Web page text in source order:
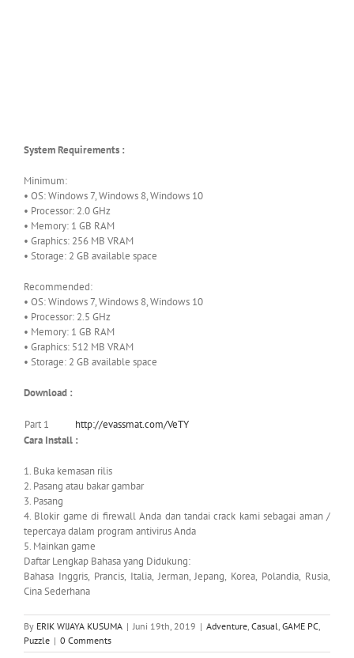
System Requirements :
Minimum:
• OS: Windows 7, Windows 8, Windows 10
• Processor: 2.0 GHz
• Memory: 1 GB RAM
• Graphics: 256 MB VRAM
• Storage: 2 GB available space
Recommended:
• OS: Windows 7, Windows 8, Windows 10
• Processor: 2.5 GHz
• Memory: 1 GB RAM
• Graphics: 512 MB VRAM
• Storage: 2 GB available space
Download :
Part 1
http://evassmat.com/VeTY
Cara Install :
1. Buka kemasan rilis
2. Pasang atau bakar gambar
3. Pasang
4. Blokir game di firewall Anda dan tandai crack kami sebagai aman /
tepercaya dalam program antivirus Anda
5. Mainkan game
Daftar Lengkap Bahasa yang Didukung:
Bahasa Inggris, Prancis, Italia, Jerman, Jepang, Korea, Polandia, Rusia,
Cina Sederhana
By ERIK WIJAYA KUSUMA | Juni 19th, 2019 | Adventure, Casual, GAME PC,
Puzzle | 0 Comments